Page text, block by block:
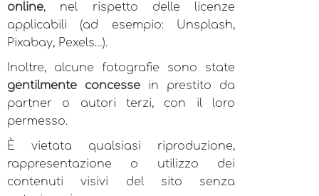
online, nel rispetto delle licenze
applicabili (ad esempio: Unsplash,
Pixabay, Pexels…).
Inoltre, alcune fotografie sono state
gentilmente concesse in prestito da
partner o autori terzi, con il loro
permesso.
È vietata qualsiasi riproduzione,
rappresentazione o utilizzo dei
contenuti visivi del sito senza